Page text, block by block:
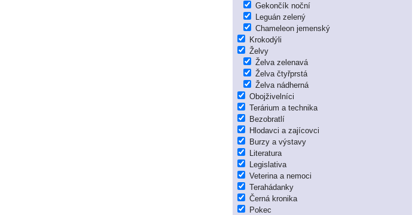
Gekončík noční
Leguán zelený
Chameleon jemenský
Krokodýli
Želvy
Želva zelenavá
Želva čtyřprstá
Želva nádherná
Obojživelníci
Terárium a technika
Bezobratlí
Hlodavci a zajícovci
Burzy a výstavy
Literatura
Legislativa
Veterina a nemoci
Terahádanky
Černá kronika
Pokec